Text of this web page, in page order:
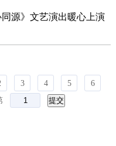
源》文艺演出暖心上演
3 4 5
6